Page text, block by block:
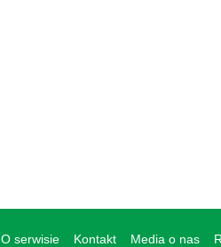
O serwisie Kontakt Media o nas